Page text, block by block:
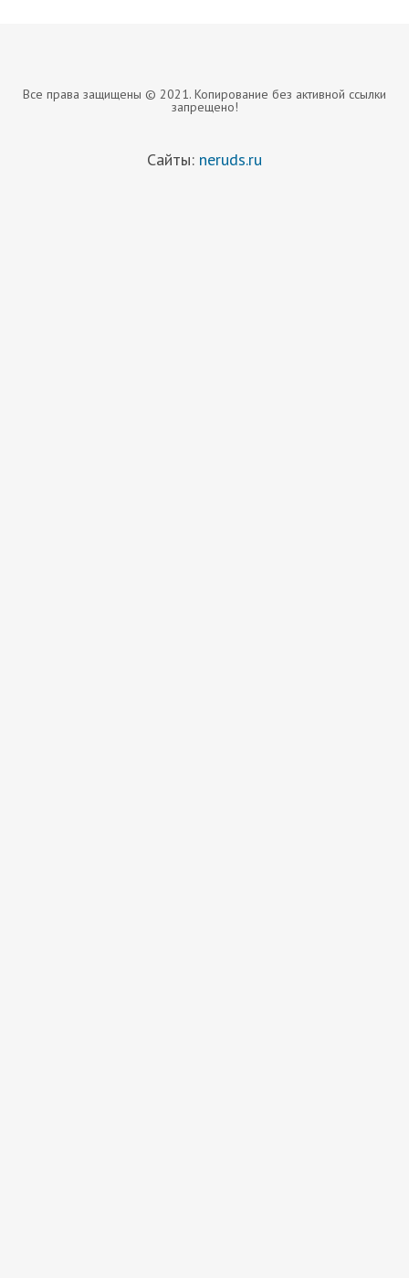
Все права защищены © 2021. Копирование без активной ссылки
запрещено!
Сайты: neruds.ru